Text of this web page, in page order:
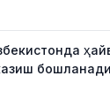
бошланади